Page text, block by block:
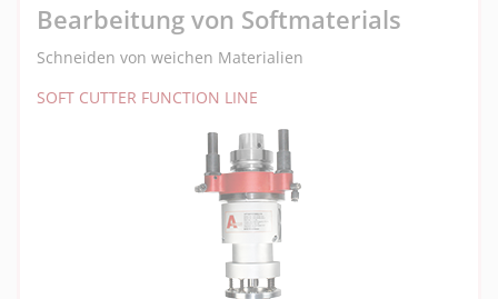
Bearbeitung von Softmaterials
Schneiden von weichen Materialien
SOFT CUTTER FUNCTION LINE